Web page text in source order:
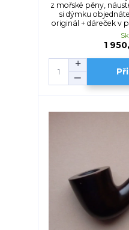
z mořské pěny,
si dýmku
originál + dáreček v
1